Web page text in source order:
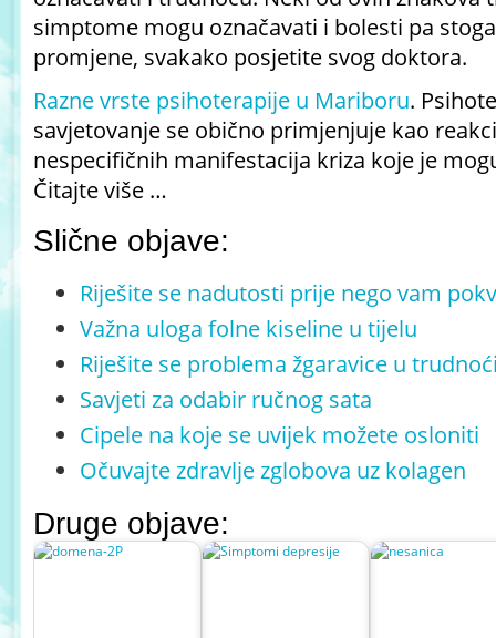
simptome mogu označavati i bolesti pa
promjene, svakako posjetite svog doktora.
Razne vrste psihoterapije u Mariboru.
savjetovanje se obično primjenjuje kao
nespecifičnih manifestacija kriza koje je
Čitajte više …
Slične objave:
Riješite se nadutosti prije nego vam
Važna uloga folne kiseline u tijelu
Riješite se problema žgaravice u
Savjeti za odabir ručnog sata
Cipele na koje se uvijek možete osloniti
Očuvajte zdravlje zglobova uz kolagen
Druge objave: